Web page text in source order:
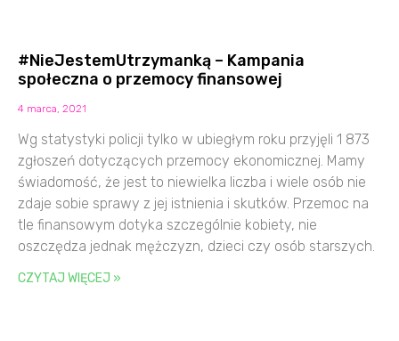
#NieJestemUtrzymanką – Kampania
społeczna o przemocy finansowej
4 marca, 2021
Wg statystyki policji tylko w ubiegłym roku przyjęli 1 873
zgłoszeń dotyczących przemocy ekonomicznej. Mamy
świadomość, że jest to niewielka liczba i wiele osób nie
zdaje sobie sprawy z jej istnienia i skutków. Przemoc na
tle finansowym dotyka szczególnie kobiety, nie
oszczędza jednak mężczyzn, dzieci czy osób starszych.
CZYTAJ WIĘCEJ »